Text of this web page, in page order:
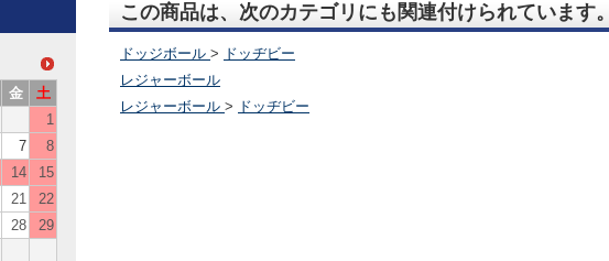
金
土
1
7
8
14
15
21
22
28
29
この商品は、次のカテゴリにも関連付けられています
ドッジボール > ドッヂビー
レジャーボール
レジャーボール > ドッヂビー